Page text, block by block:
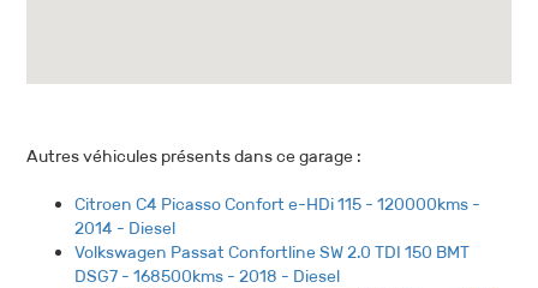
Autres véhicules présents dans ce garage :
Citroen C4 Picasso Confort e-HDi 115 - 120000kms -
2014 - Diesel
Volkswagen Passat Confortline SW 2.0 TDI 150 BMT
DSG7 - 168500kms - 2018 - Diesel